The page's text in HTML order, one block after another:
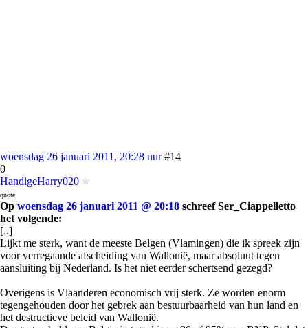
woensdag 26 januari 2011, 20:28 uur #14
0
HandigeHarry020
quote:
Op woensdag 26 januari 2011 @ 20:18 schreef Ser_Ciappelletto
het volgende:
[..]
Lijkt me sterk, want de meeste Belgen (Vlamingen) die ik spreek zijn
voor verregaande afscheiding van Wallonië, maar absoluut tegen
aansluiting bij Nederland. Is het niet eerder schertsend gezegd?
Overigens is Vlaanderen economisch vrij sterk. Ze worden enorm
tegengehouden door het gebrek aan bestuurbaarheid van hun land en
het destructieve beleid van Wallonië.